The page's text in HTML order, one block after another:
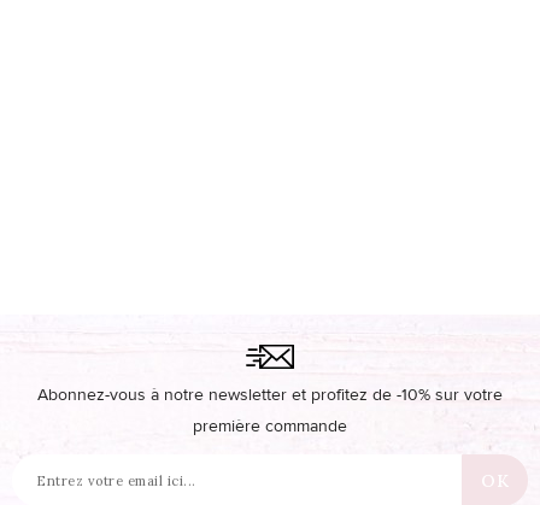
Abonnez-vous à notre newsletter et profitez de -10% sur votre
première commande